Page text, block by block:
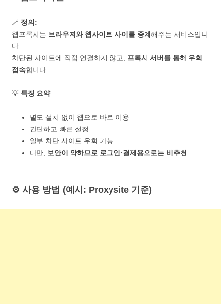
🪄 정의:
웹프록시는 브라우저와 웹사이트 사이를 중계 해주는 서비스입니
다.
차단된 사이트에 직접 연결하지 않고, 프록시 서버를 통해 우회
접속합니다.
💡 특징 요약
별도 설치 없이 웹으로 바로 이용
간단하고 빠른 설정
일부 차단 사이트 우회 가능
다만,
보안이 약하므로 로그인·결제용으로는 비추천
⚙️ 사용 방법 (예시: Proxysite 기준)